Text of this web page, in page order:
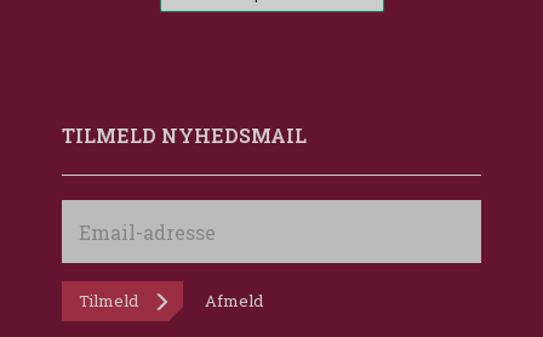
TILMELD NYHEDSMAIL
adresse
Tilmeld Afmeld